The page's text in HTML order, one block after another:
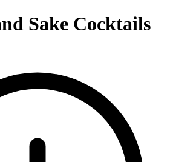
Sake Cocktails